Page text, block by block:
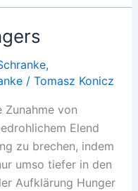
,
/ Tomasz Konicz
Zunahme von
Elend
zu brechen, indem
umso tiefer in den
Aufklärung Hunger